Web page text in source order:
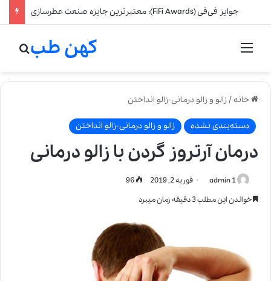
جالب‌ترین و محبوب‌ترین نت‌های عطر را بشناسید
منو کهن طب
خانه/زالو و زالو درمانی-زالو انداختن
دسته‌بندی نشده زالو و زالو درمانی-زالو انداختن
درمان آرتروز گردن با زالو درمانی
admin 1 فوریه 2, 2019
خواندن این مطلب 3 دقیقه زمان میبرد